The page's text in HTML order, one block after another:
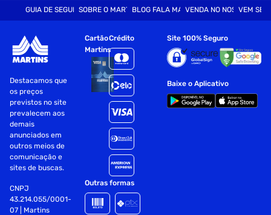
GUIA DE SEGURANÇASOBRE O MARTINSBLOG FALA MARTVENDA NO NOSSO SITE
VEM SER
Destacamos que
os preços
previstos no site
prevalecem aos
demais
anunciados em
outros meios de
comunicação e
sites de buscas.
CNPJ
43.214.055/0001-
07 | Martins
Cartão
Martins
Crédito
Outras formas
Site 100% Seguro
Baixe o Aplicativo